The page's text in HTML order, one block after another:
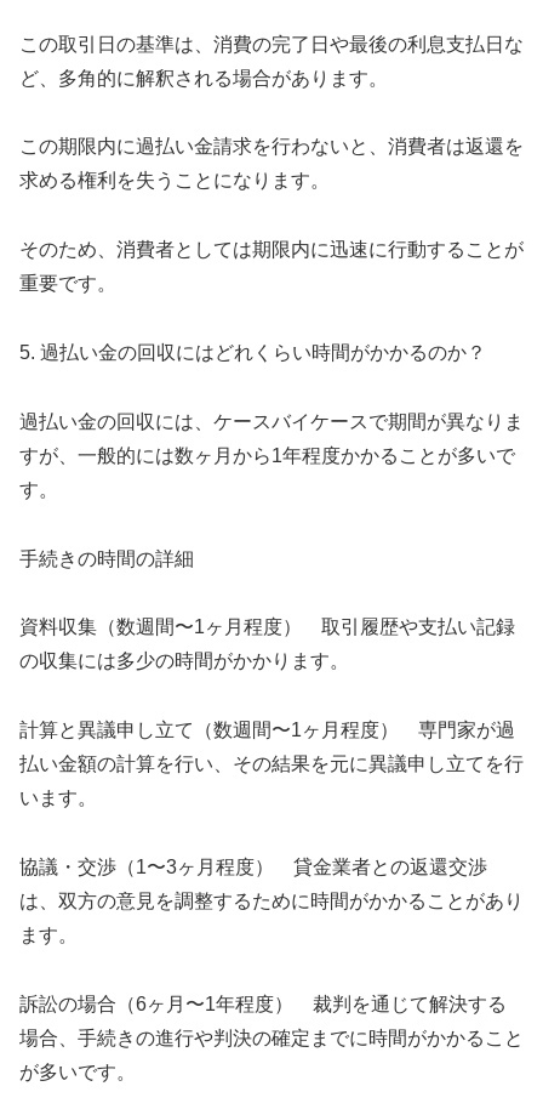
この取引日の基準は、消費の完了日や最後の利息支払日な
ど、多角的に解釈される場合があります。
この期限内に過払い金請求を行わないと、消費者は返還を
求める権利を失うことになります。
そのため、消費者としては期限内に迅速に行動することが
重要です。
5. 過払い金の回収にはどれくらい時間がかかるのか？
過払い金の回収には、ケースバイケースで期間が異なりま
すが、一般的には数ヶ月から1年程度かかることが多いで
す。
手続きの時間の詳細
資料収集（数週間〜1ヶ月程度） 取引履歴や支払い記録
の収集には多少の時間がかかります。
計算と異議申し立て（数週間〜1ヶ月程度） 専門家が過
払い金額の計算を行い、その結果を元に異議申し立てを行
います。
協議・交渉（1〜3ヶ月程度） 貸金業者との返還交渉
は、双方の意見を調整するために時間がかかることがあり
ます。
訴訟の場合（6ヶ月〜1年程度） 裁判を通じて解決する
場合、手続きの進行や判決の確定までに時間がかかること
が多いです。